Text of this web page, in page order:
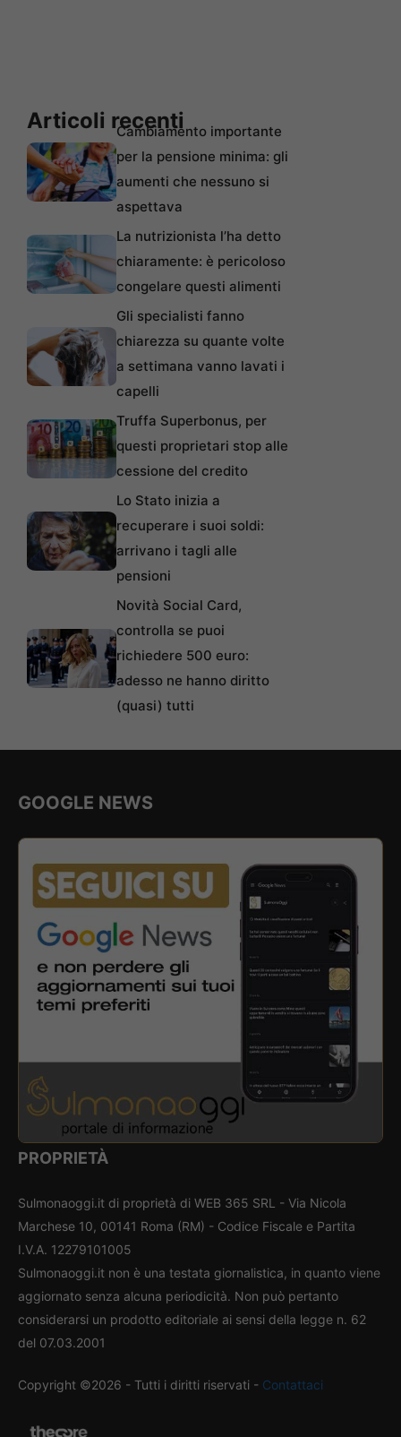
Articoli recentiCambiamento importante
per la pensione minima: gli
aumenti che nessuno si
aspettava
La nutrizionista l’ha detto
chiaramente: è pericoloso
congelare questi alimenti
Gli specialisti fanno
chiarezza su quante volte
a settimana vanno lavati i
capelli
Truffa Superbonus, per
questi proprietari stop alle
cessione del credito
Lo Stato inizia a
recuperare i suoi soldi:
arrivano i tagli alle
pensioni
Novità Social Card,
controlla se puoi
richiedere 500 euro:
adesso ne hanno diritto
(quasi) tutti
GOOGLE NEWS
PROPRIETÀ
Sulmonaoggi.it di proprietà di WEB 365 SRL - Via Nicola
Marchese 10, 00141 Roma (RM) - Codice Fiscale e Partita
I.V.A. 12279101005
Sulmonaoggi.it non è una testata giornalistica, in quanto viene
aggiornato senza alcuna periodicità. Non può pertanto
considerarsi un prodotto editoriale ai sensi della legge n. 62
del 07.03.2001
Copyright ©2026 - Tutti i diritti riservati - Contattaci